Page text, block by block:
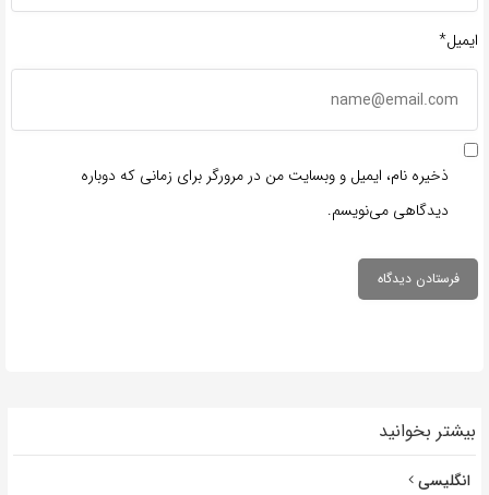
ایمیل*
ذخیره نام، ایمیل و وبسایت من در مرورگر برای زمانی که دوباره
دیدگاهی می‌نویسم.
بیشتر بخوانید
انگلیسی